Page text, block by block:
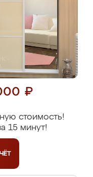
₽
стоимость!
15 минут!